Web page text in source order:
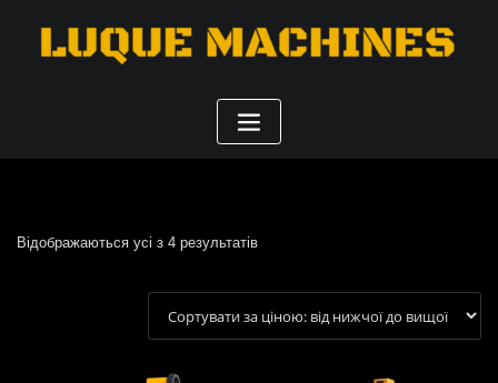
Відображаються усі з 4 результатівСортування
ціною:
від
найнижчої